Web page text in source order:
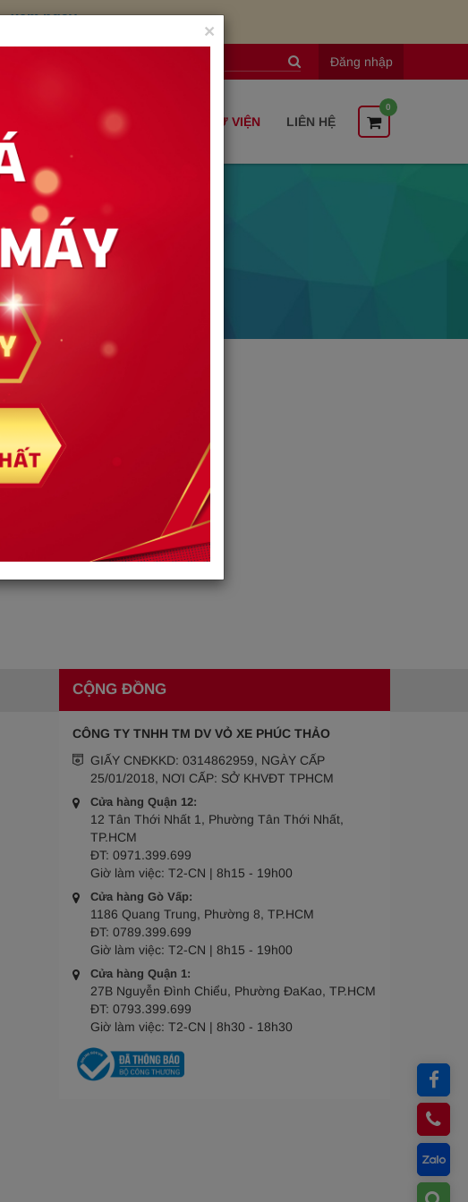
- xem ngay
Đăng nhập
THƯ VIỆN LIÊN HỆ
0
CỘNG ĐỒNG
CÔNG TY TNHH TM DV VỎ XE PHÚC THẢO
GIẤY CNĐKKD: 0314862959, NGÀY CẤP
25/01/2018, NƠI CẤP: SỞ KHVĐT TPHCM
Cửa hàng Quận 12:
12 Tân Thới Nhất 1, Phường Tân Thới Nhất,
TP.HCM
ĐT: 0971.399.699
Giờ làm việc: T2-CN | 8h15 - 19h00
Cửa hàng Gò Vấp:
1186 Quang Trung, Phường 8, TP.HCM
ĐT: 0789.399.699
Giờ làm việc: T2-CN | 8h15 - 19h00
Cửa hàng Quận 1:
27B Nguyễn Đình Chiểu, Phường ĐaKao, TP.HCM
ĐT: 0793.399.699
Giờ làm việc: T2-CN | 8h30 - 18h30
×